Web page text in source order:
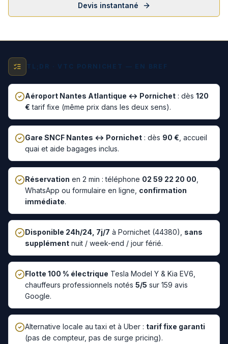
Devis instantané
TL;DR · VTC PORNICHET — EN BREF
Aéroport Nantes Atlantique ↔ Pornichet : dès 120
€ tarif fixe (même prix dans les deux sens).
Gare SNCF Nantes ↔ Pornichet : dès 90 € , accueil
quai et aide bagages inclus.
Réservation en 2 min : téléphone 02 59 22 20 00
WhatsApp ou formulaire en ligne, confirmation
immédiate.
Disponible 24h/24, 7j/7 à Pornichet (44380), sans
supplément nuit / week-end / jour férié.
Flotte 100 % électrique Tesla Model Y & Kia EV6,
chauffeurs professionnels notés 5/5 sur 159 avis
Google.
Alternative locale au taxi et à Uber : tarif fixe garanti
(pas de compteur, pas de surge pricing).